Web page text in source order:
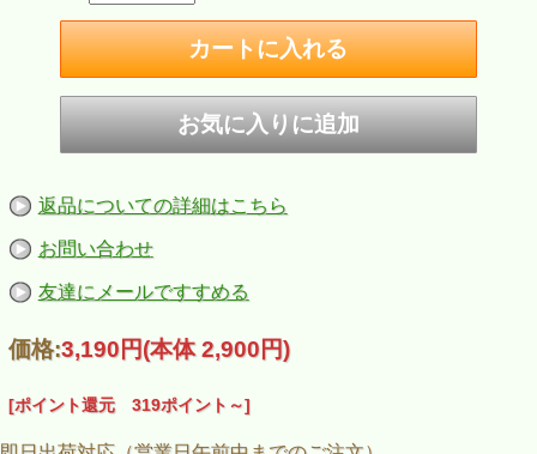
返品についての詳細はこちら
お問い合わせ
友達にメールですすめる
価格:3,190円(本体 2,900円)
[ポイント還元 319ポイント～]